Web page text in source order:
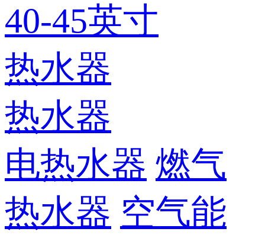
40-45英寸
热水器
热水器
电热水器 燃气
热水器 空气能